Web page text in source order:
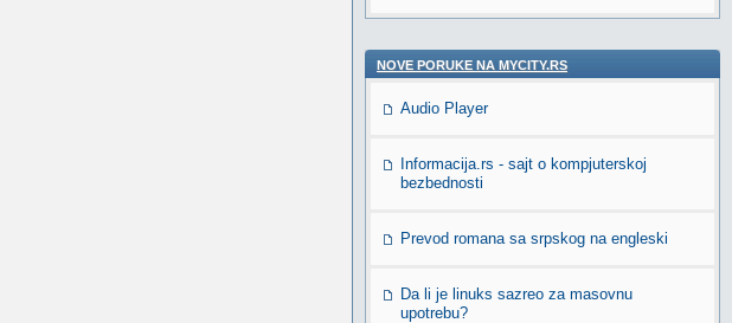
NOVE PORUKE NA MYCITY.RS
Audio Player
Informacija.rs - sajt o kompjuterskoj
bezbednosti
Prevod romana sa srpskog na engleski
Da li je linuks sazreo za masovnu
upotrebu?